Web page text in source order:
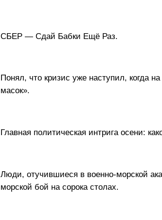
СБЕР — Сдай Бабки Ещё Раз.
Понял, что кризис уже наступил, когда
масок».
Главная политическая интрига осени:
Люди, отучившиеся в военно-морской
морской бой на сорока столах.